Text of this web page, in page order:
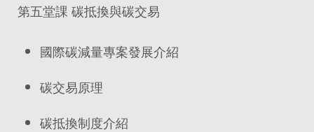
第五堂課 碳抵換與碳交易
國際碳減量專案發展介紹
碳交易原理
碳抵換制度介紹